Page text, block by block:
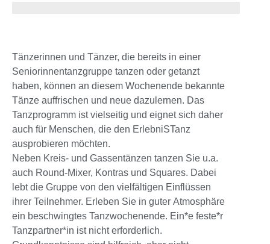
Tänzerinnen und Tänzer, die bereits in einer
Seniorinnentanzgruppe tanzen oder getanzt
haben, können an diesem Wochenende bekannte
Tänze auffrischen und neue dazulernen. Das
Tanzprogramm ist vielseitig und eignet sich daher
auch für Menschen, die den ErlebniSTanz
ausprobieren möchten.
Neben Kreis- und Gassentänzen tanzen Sie u.a.
auch Round-Mixer, Kontras und Squares. Dabei
lebt die Gruppe von den vielfältigen Einflüssen
ihrer Teilnehmer. Erleben Sie in guter Atmosphäre
ein beschwingtes Tanzwochenende. Ein*e feste*r
Tanzpartner*in ist nicht erforderlich.